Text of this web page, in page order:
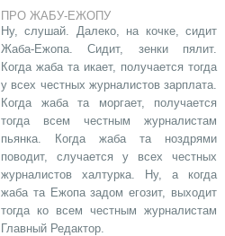
ПРО ЖАБУ-ЕЖОПУ
Ну, слушай. Далеко, на кочке, сидит
Жаба-Ежопа. Сидит, зенки пялит.
Когда жаба та икает, получается тогда
у всех честных журналистов зарплата.
Когда жаба та моргает, получается
тогда всем честным журналистам
пьянка. Когда жаба та ноздрями
поводит, случается у всех честных
журналистов халтурка. Ну, а когда
жаба та Ежопа задом егозит, выходит
тогда ко всем честным журналистам
Главный Редактор.